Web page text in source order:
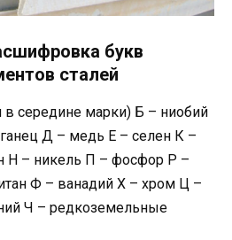
букв
сталей
в середине марки) Б – ниобий
Д – медь Е – селен К –
Н – никель П – фосфор Р –
Ф – ванадий Х – хром Ц –
Ч – редкоземельные